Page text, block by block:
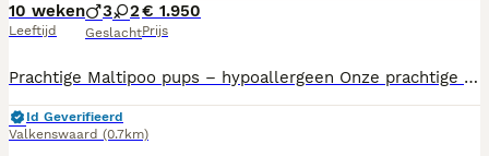
10 weken
Leeftijd
3 2
Geslacht
€ 1.950
Prijs
Prachtige Maltipoo pups – hypoallergeen Onze prachtige Maltipoo pups zijn op zoek naar een liefdevol thuis. De moeder is een Maltipoo en de vader een Toy Poedel. De pups zijn hypoallergeen en verharen niet. De pups groeien bij ons in huis op en worden daardoor goed gesocialiseerd. Ze komen dagelijks in aanraking met mensen en kinderen en zijn gewend aan de geluiden van het dagelijkse gezinsleven. Voordat zij naar hun nieuwe baasje gaan, worden de pups nagekeken door de dierenarts en voorzien van een Europees dierenpaspoort. Daarnaast zijn zij gechipt, gevaccineerd en 3 keer ontwormd. Vanaf juli mogen de pups het nest verlaten. De pups zullen naar verwachting een volwassen gewicht bereiken van ongeveer 4 tot maximaal 5 kilo, met een schofthoogte van circa 25 cm. Vraagprijs: € 1950 per pup. U bent van harte welkom om geheel vrijblijvend kennis te komen maken met de pups. Onder het genot van een kop koffie of thee kunt u de pups ontmoeten en al uw vragen stellen. Mocht u nog op vakantie gaan, dan is later ophalen of tijdelijke opvang in overleg mogelijk. 🐾 Interesse? Neem gerust contact met ons op voor meer informatie of een vrijblijvende kennismaking. ☕️🐾
Id Geverifieerd
Valkenswaard (0.7km)